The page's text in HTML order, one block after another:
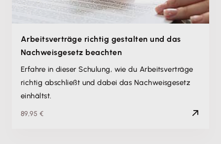
Arbeitsverträge richtig gestalten und das
Nachweisgesetz beachten
Erfahre in dieser Schulung, wie du Arbeitsverträge
richtig abschließt und dabei das Nachweisgesetz
einhältst.
89,95 €